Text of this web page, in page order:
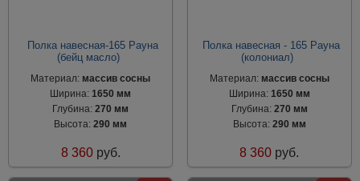
Полка навесная-165 Рауна
(бейц масло)
Материал: массив сосны
Ширина:1650 мм
Глубина:270 мм
Высота:290 мм
8 360 руб.
Полка навесная - 165 Рауна
(колониал)
Материал: массив сосны
Ширина: 1650 мм
Глубина: 270 мм
Высота: 290 мм
8 360 руб.